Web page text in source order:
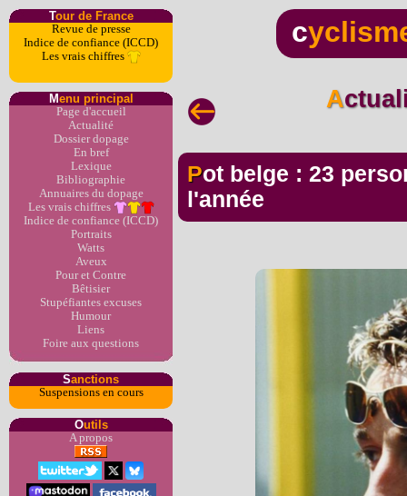
Tour de France
Revue de presse
Indice de confiance (ICCD)
Les vrais chiffres
Menu principal
Page d'accueil
Actualité
Dossier dopage
En bref
Lexique
Bibliographie
Annuaires du dopage
Les vrais chiffres
Indice de confiance (ICCD)
Portraits
Watts
Aveux
Pour et Contre
Bêtisier
Stupéfiantes excuses
Humour
Liens
Foire aux questions
Sanctions
Suspensions en cours
Outils
A propos
c
Pot belge : 23 personnes jugées avant la fin de
l'année